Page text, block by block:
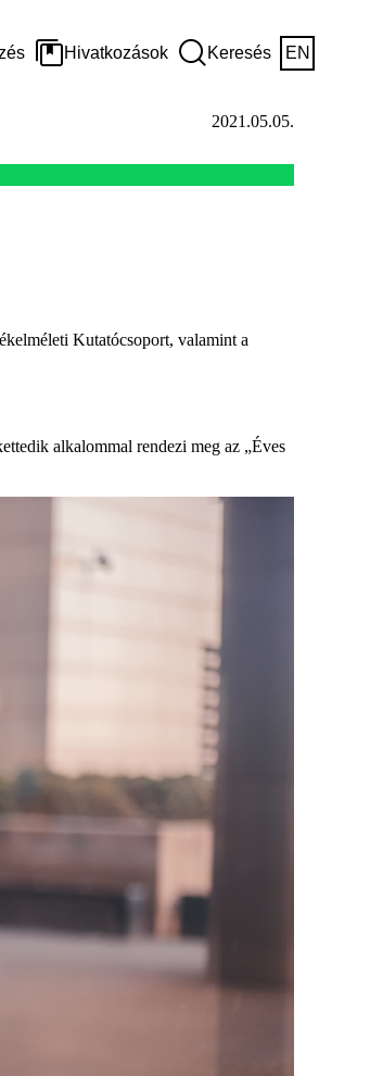
Hivatkozások Keresés EN
2021.05.05.
Kutatócsoport, valamint a
alkalommal rendezi meg az „Éves